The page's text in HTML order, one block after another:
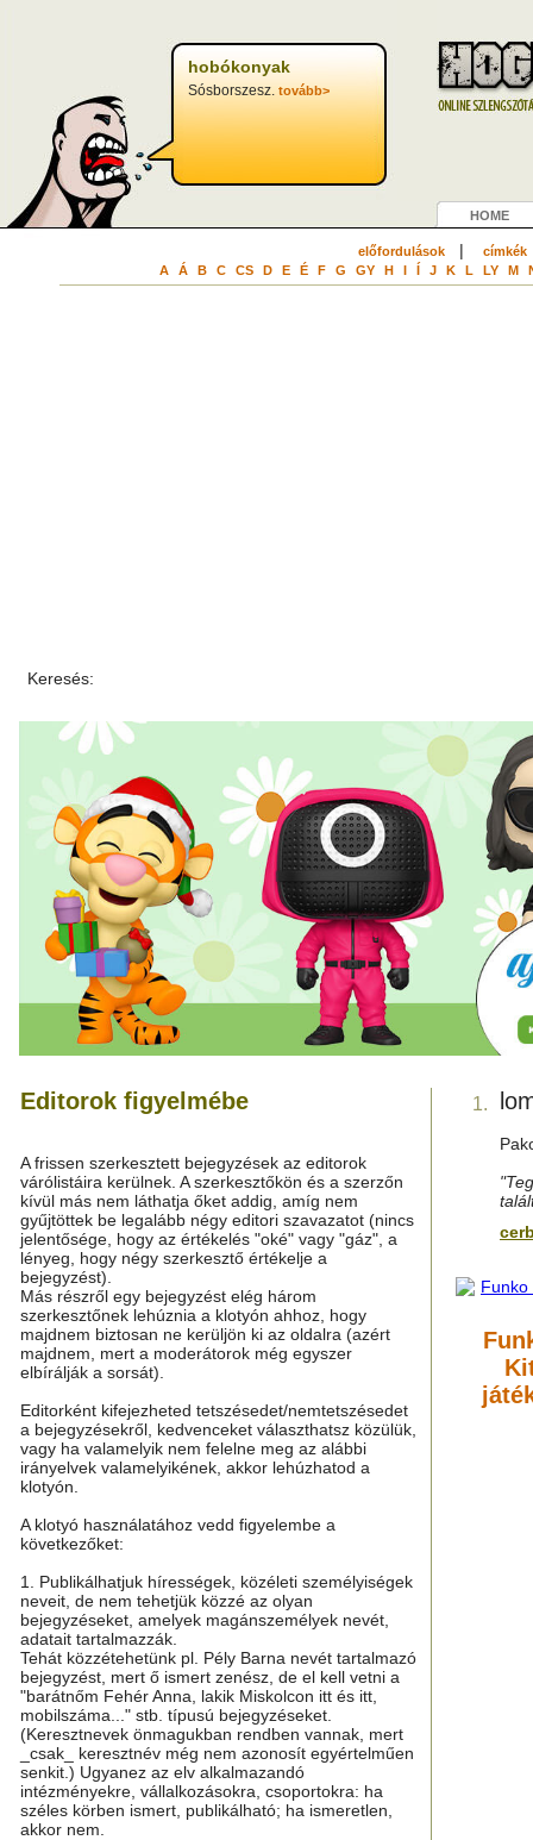
hobókonyak
Sósborszesz. tovább>
HOME
előfordulások| címkék
A Á B C CS D E É F G GY H I Í J K L LY M
Keresés:
Editorok figyelmébe
A frissen szerkesztett bejegyzések az editorok
várólistáira kerülnek. A szerkesztőkön és a szerzőn
kívül más nem láthatja őket addig, amíg nem
gyűjtöttek be legalább négy editori szavazatot (nincs
jelentősége, hogy az értékelés "oké" vagy "gáz", a
lényeg, hogy négy szerkesztő értékelje a
bejegyzést).
Más részről egy bejegyzést elég három
szerkesztőnek lehúznia a klotyón ahhoz, hogy
majdnem biztosan ne kerüljön ki az oldalra (azért
majdnem, mert a moderátorok még egyszer
elbírálják a sorsát).
Editorként kifejezheted tetszésedet/nemtetszésedet
a bejegyzésekről, kedvenceket választhatsz közülük,
vagy ha valamelyik nem felelne meg az alábbi
irányelvek valamelyikének, akkor lehúzhatod a
klotyón.
A klotyó használatához vedd figyelembe a
következőket:
1. Publikálhatjuk hírességek, közéleti személyiségek
neveit, de nem tehetjük közzé az olyan
bejegyzéseket, amelyek magánszemélyek nevét,
adatait tartalmazzák.
Tehát közzétehetünk pl. Pély Barna nevét tartalmazó
bejegyzést, mert ő ismert zenész, de el kell vetni a
"barátnőm Fehér Anna, lakik Miskolcon itt és itt,
mobilszáma..." stb. típusú bejegyzéseket.
(Keresztnevek önmagukban rendben vannak, mert
_csak_ keresztnév még nem azonosít egyértelműen
senkit.) Ugyanez az elv alkalmazandó
intézményekre, vállalkozásokra, csoportokra: ha
széles körben ismert, publikálható; ha ismeretlen,
akkor nem.
1.